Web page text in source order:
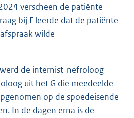
verscheen de patiënte
bij F leerde dat de patiënte
wilde
de internist-nefroloog
uit het G die meedeelde
op de spoedeisende
In de dagen erna is de